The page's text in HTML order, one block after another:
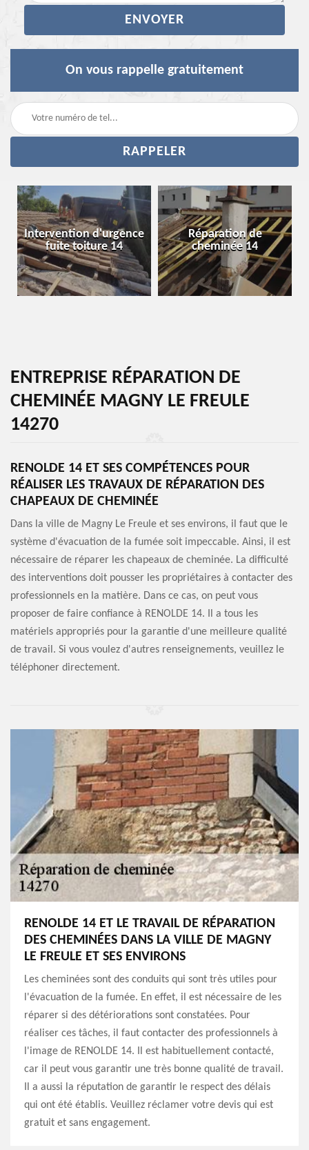
On vous rappelle gratuitement
Intervention d'urgence
fuite toiture 14
Réparation de
cheminée 14
ENTREPRISE RÉPARATION DE
CHEMINÉE MAGNY LE FREULE
14270
RENOLDE 14 ET SES COMPÉTENCES POUR
RÉALISER LES TRAVAUX DE RÉPARATION DES
CHAPEAUX DE CHEMINÉE
Dans la ville de Magny Le Freule et ses environs, il faut que le
système d'évacuation de la fumée soit impeccable. Ainsi, il est
nécessaire de réparer les chapeaux de cheminée. La difficulté
des interventions doit pousser les propriétaires à contacter des
professionnels en la matière. Dans ce cas, on peut vous
proposer de faire confiance à RENOLDE 14. Il a tous les
matériels appropriés pour la garantie d'une meilleure qualité
de travail. Si vous voulez d'autres renseignements, veuillez le
téléphoner directement.
RENOLDE 14 ET LE TRAVAIL DE RÉPARATION
DES CHEMINÉES DANS LA VILLE DE MAGNY
LE FREULE ET SES ENVIRONS
Les cheminées sont des conduits qui sont très utiles pour
l'évacuation de la fumée. En effet, il est nécessaire de les
réparer si des détériorations sont constatées. Pour
réaliser ces tâches, il faut contacter des professionnels à
l'image de RENOLDE 14. Il est habituellement contacté,
car il peut vous garantir une très bonne qualité de travail.
Il a aussi la réputation de garantir le respect des délais
qui ont été établis. Veuillez réclamer votre devis qui est
gratuit et sans engagement.